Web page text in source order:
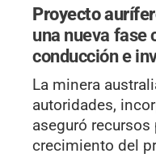
Proyecto
una nueva fase
conducción e
La minera
autoridades,
aseguró
crecimiento del